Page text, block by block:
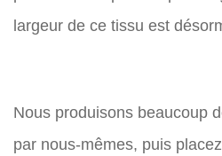
largeur de ce tissu est
Nous produisons beaucoup
par nous-mêmes, puis